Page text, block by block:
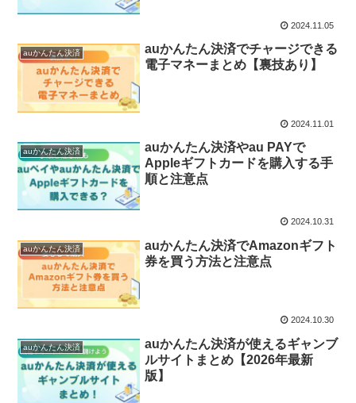
2024.11.05
auかんたん決済
auかんたん決済でチャージできる
電子マネーまとめ【裏技あり】
2024.11.01
auかんたん決済
auかんたん決済やau PAYで
Appleギフトカードを購入する手
順と注意点
2024.10.31
auかんたん決済
auかんたん決済でAmazonギフト
券を買う方法と注意点
2024.10.30
auかんたん決済
auかんたん決済が使えるギャンブ
ルサイトまとめ【2026年最新
版】